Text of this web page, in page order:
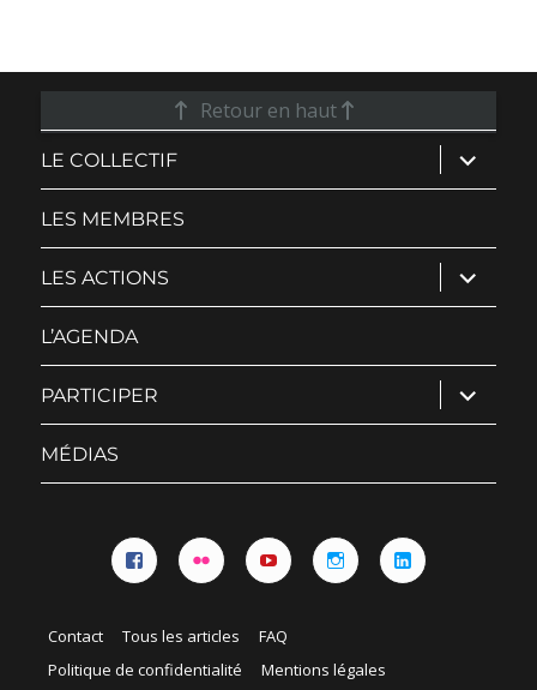
Retour en haut
LE COLLECTIF ouvrir
le
sous-
LES MEMBRES
LES ACTIONS ouvrir
le
sous-
L’AGENDA
PARTICIPER ouvrir
le
sous-
MÉDIAS
Contact Tous les articles
FAQ
Politique de confidentialité
Mentions légales